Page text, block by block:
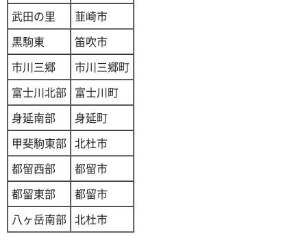
武田の里
韮崎市
黒駒東
笛吹市
市川三郷
市川三郷町
富士川北部 富士川町
身延南部
身延町
甲斐駒東部 北杜市
都留西部
都留市
都留東部
都留市
八ヶ岳南部 北杜市